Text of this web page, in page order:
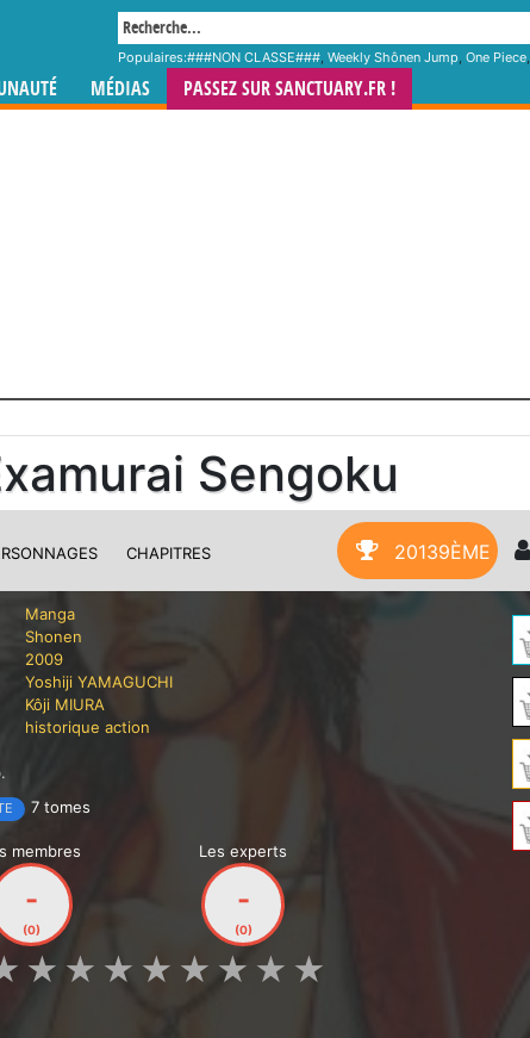
Populaires:###NON CLASSE###, Weekly Shônen Jump, One Piece,
MÉDIAS PASSEZ SUR SANCTUARY.FR !
Sengoku
CHAPITRES 20139ÈME
Manga
Shonen
2009
Yoshiji YAMAGUCHI
Kôji MIURA
historique action
7 tomes
membres
-
(0)
Les experts
-
(0)
★
★
★
★
★
★
★
★